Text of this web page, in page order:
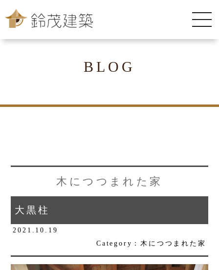
BLOG
木につつまれた家
大黒柱
2021.10.19
Category：木につつまれた家